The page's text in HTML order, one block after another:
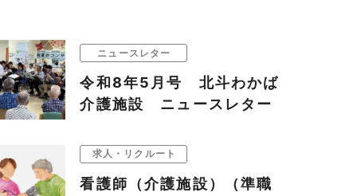
ニュースレター
令和8年5月号 北斗わかば
介護施設 ニュースレター
求人・リクルート
看護師（介護施設）（準職